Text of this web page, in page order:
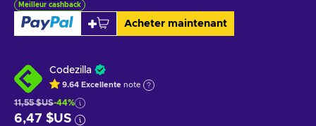
Meilleur cashback
Acheter maintenant
Codezilla
9.64 Excellente note
11,55 $US-44%
6,47 $US